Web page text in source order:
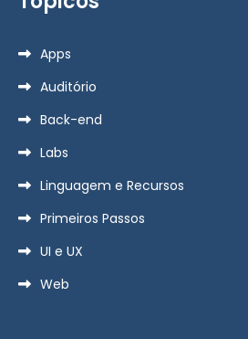
Apps
Auditório
Back-end
Labs
Linguagem e Recursos
Primeiros Passos
UI e UX
Web